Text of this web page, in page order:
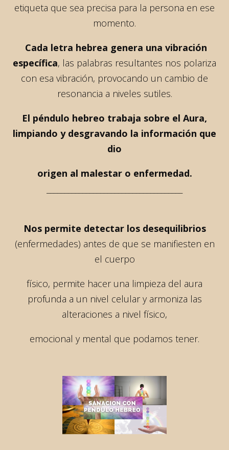
etiqueta que sea precisa para la persona en ese
momento.
Cada letra hebrea genera una vibración
específica, las palabras resultantes nos polariza
con esa vibración, provocando un cambio de
resonancia a niveles sutiles.
El péndulo hebreo trabaja sobre el Aura,
limpiando y desgravando la información que
dio
origen al malestar o enfermedad.
Nos permite detectar los desequilibrios
(enfermedades) antes de que se manifiesten en
el cuerpo
físico, permite hacer una limpieza del aura
profunda a un nivel celular y armoniza las
alteraciones a nivel físico,
emocional y mental que podamos tener.